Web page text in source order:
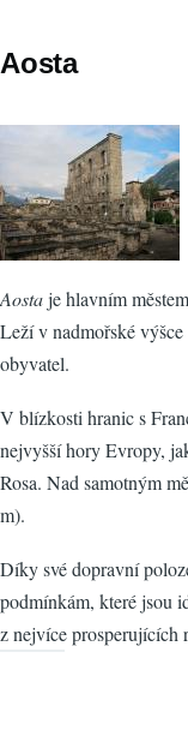
Aosta
Aostaje hlavním
Leží v nadmořské
obyvatel.
V blízkosti hranic s
nejvyšší hory Evropy,
Rosa. Nad samotným
m).
Díky své dopravní
podmínkám, které jsou
z nejvíce prosperujících